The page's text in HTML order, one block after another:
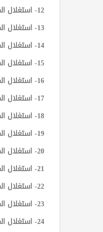
12- استغلال المحلات المعدة لبيع الأسماك
13- استغلال المحلات المعدة لبيع المواد الغذائية العامة
14- استغلال المحلات المعدة لقاعات التجميل والحلاقة
15- استغلال المحلات المعدة للمقاهي والنشاطات المماثلة
16- استغلال المحلات المعدة للحمامات والأدواش العمومية
17- استغلال المحلات المعدة للمطاعم
18- استغلال المحلات المعدة للمخابز
19- استغلال المحلات المعدة للطبخ
20- استغلال المحلات المعدة لتحضير وبيع الحليب ومشتقاته
21- استغلال المحلات المعدة لصنع وبيع المرطبات
22- استغلال المحلات المعدة لبيع الخضر والغلال
23- استغلال المحلات المعدة لمخازن المواد الغذائية
24- استغلال المحلات المعدة للغسل الداخلي للسيارات بدون تشحيم